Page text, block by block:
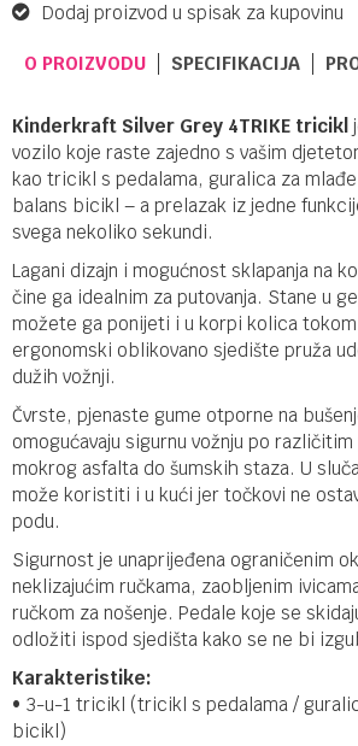
Dodaj proizvod u spisak za kupovinu
O PROIZVODU SPECIFIKACIJA
Kinderkraft Silver Grey 4TRIKE tricikl
vozilo koje raste zajedno s vašim
kao tricikl s pedalama, guralica za
balans bicikl – a prelazak iz jedne
svega nekoliko sekundi.
Lagani dizajn i mogućnost sklapanja na
čine ga idealnim za putovanja. Stane u
možete ga ponijeti i u korpi kolica
ergonomski oblikovano sjedište pruža
dužih vožnji.
Čvrste, pjenaste gume otporne na
omogućavaju sigurnu vožnju po
mokrog asfalta do šumskih staza. U
može koristiti i u kući jer točkovi ne
podu.
Sigurnost je unaprijeđena ograničenim
neklizajućim ručkama, zaobljenim
ručkom za nošenje. Pedale koje se
odložiti ispod sjedišta kako se ne bi
Karakteristike:
• 3-u-1 tricikl (tricikl s pedalama /
bicikl)